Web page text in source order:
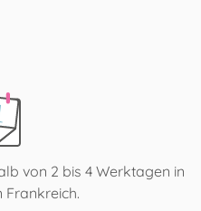
von 2 bis 4 Werktagen in